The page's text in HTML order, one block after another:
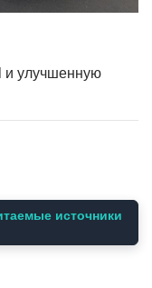
и улучшенную
источники